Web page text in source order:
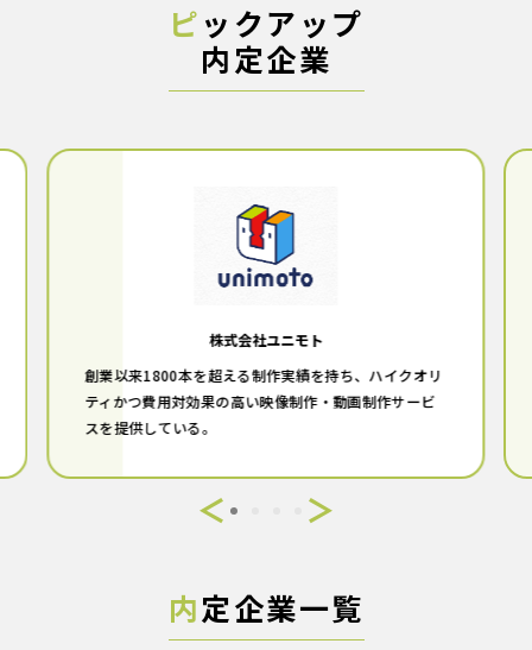
ピックアップ
内定企業
株式会社ユニモト
創業以来1800本を超える制作実績を持ち、ハイクオリ
ティかつ費用対効果の高い映像制作・動画制作サービ
スを提供している。
内定企業一覧